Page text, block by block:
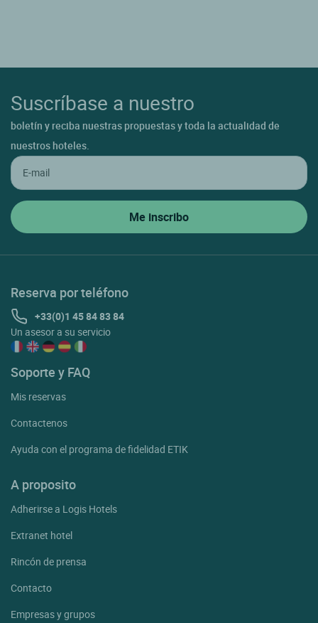
Suscríbase a nuestro
boletín y reciba nuestras propuestas y toda la actualidad de
nuestros hoteles.
Reserva por teléfono
+33(0)1 45 84 83 84
Un asesor a su servicio
Soporte y FAQ
Mis reservas
Contactenos
Ayuda con el programa de fidelidad ETIK
A proposito
Adherirse a Logis Hotels
Extranet hotel
Rincón de prensa
Contacto
Empresas y grupos